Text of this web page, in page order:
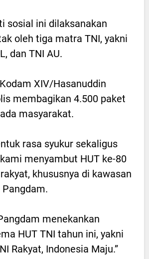
sosial ini dilaksanakan
oleh tiga matra TNI, yakni
dan TNI AU.
XIV/Hasanuddin
membagikan 4.500 paket
masyarakat.
rasa syukur sekaligus
menyambut HUT ke-80
khususnya di kawasan
Pangdam.
menekankan
HUT TNI tahun ini, yakni
Rakyat, Indonesia Maju.”